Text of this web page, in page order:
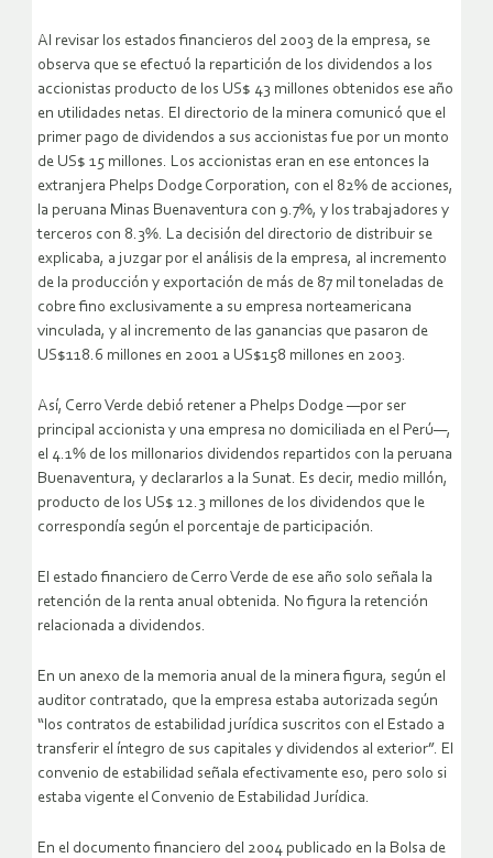
Al revisar los estados financieros del 2003 de la empresa, se
observa que se efectuó la repartición de los dividendos a los
accionistas producto de los US$ 43 millones obtenidos ese año
en utilidades netas. El directorio de la minera comunicó que el
primer pago de dividendos a sus accionistas fue por un monto
de US$ 15 millones. Los accionistas eran en ese entonces la
extranjera Phelps Dodge Corporation, con el 82% de acciones,
la peruana Minas Buenaventura con 9.7%, y los trabajadores y
terceros con 8.3%. La decisión del directorio de distribuir se
explicaba, a juzgar por el análisis de la empresa, al incremento
de la producción y exportación de más de 87 mil toneladas de
cobre fino exclusivamente a su empresa norteamericana
vinculada, y al incremento de las ganancias que pasaron de
US$118.6 millones en 2001 a US$158 millones en 2003.
Así, Cerro Verde debió retener a Phelps Dodge —por ser
principal accionista y una empresa no domiciliada en el Perú—,
el 4.1% de los millonarios dividendos repartidos con la peruana
Buenaventura, y declararlos a la Sunat. Es decir, medio millón,
producto de los US$ 12.3 millones de los dividendos que le
correspondía según el porcentaje de participación.
El estado financiero de Cerro Verde de ese año solo señala la
retención de la renta anual obtenida. No figura la retención
relacionada a dividendos.
En un anexo de la memoria anual de la minera figura, según el
auditor contratado, que la empresa estaba autorizada según
“los contratos de estabilidad jurídica suscritos con el Estado a
transferir el íntegro de sus capitales y dividendos al exterior”. El
convenio de estabilidad señala efectivamente eso, pero solo si
estaba vigente el Convenio de Estabilidad Jurídica.
En el documento financiero del 2004 publicado en la Bolsa de